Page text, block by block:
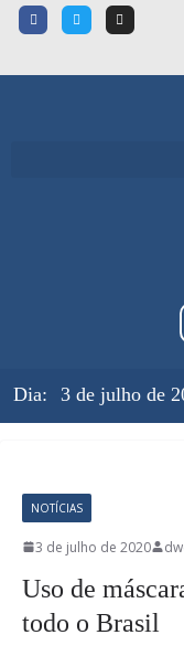
Dia: 3 de julho de
NOTÍCIAS
3 de julho de 2020
Uso de
todo o Brasil